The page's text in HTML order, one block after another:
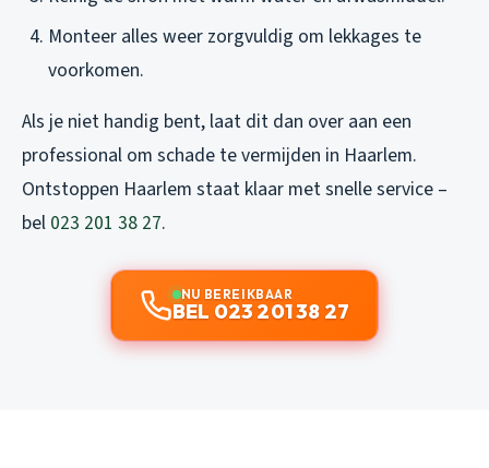
Monteer alles weer zorgvuldig om lekkages te
voorkomen.
Als je niet handig bent, laat dit dan over aan een
professional om schade te vermijden in Haarlem.
Ontstoppen Haarlem staat klaar met snelle service –
bel 023 201 38 27.
NU BEREIKBAAR
BEL 023 201 38 27